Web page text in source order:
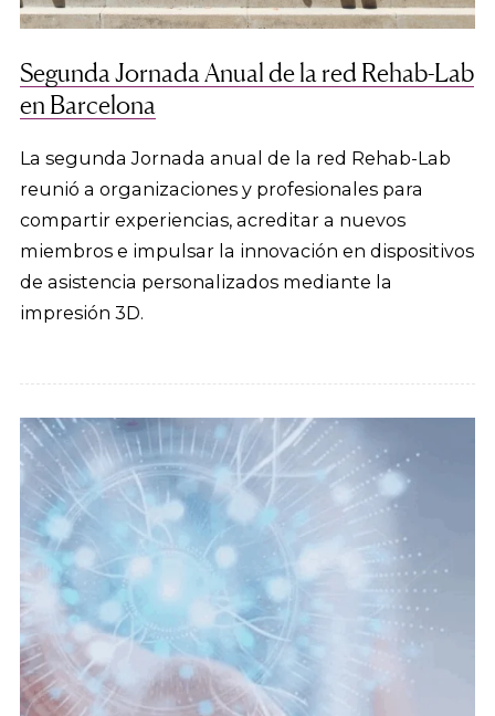
Segunda Jornada Anual de la red Rehab-Lab
en Barcelona
La segunda Jornada anual de la red Rehab-Lab
reunió a organizaciones y profesionales para
compartir experiencias, acreditar a nuevos
miembros e impulsar la innovación en dispositivos
de asistencia personalizados mediante la
impresión 3D.